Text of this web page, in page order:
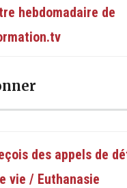
hebdomadaire de
des appels de
vie / Euthanasie